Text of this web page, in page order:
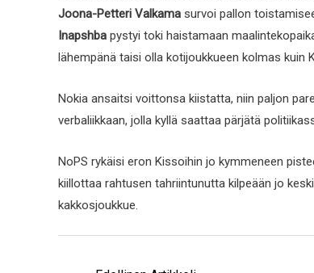
Joona-Petteri Valkama survoi pallon
Inapshba pystyi toki haistamaan
lähempänä taisi olla kotijoukkueen kolmas kuin
Nokia ansaitsi voittonsa kiistatta, niin paljon
verbaliikkaan, jolla kyllä saattaa pärjätä
NoPS rykäisi eron Kissoihin jo kymmeneen
kiillottaa rahtusen tahriintunutta kilpeään jo
kakkosjoukkue.